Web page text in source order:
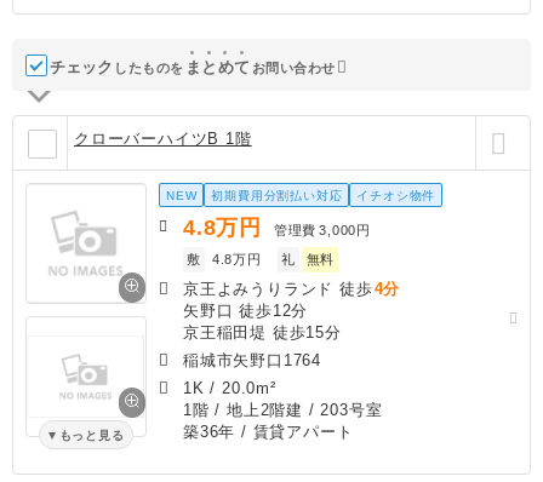
チェック したものを ま と めて お問い合わせ
クローバーハイツB 1階
もっと見る
NEW 初期費用分割払い対応 イチオシ物件
4.8万円 管理費 3,000円
敷
4.8万円 礼 無料
京王よみうりランド 徒歩4分
矢野口 徒歩12分
京王稲田堤 徒歩15分
稲城市矢野口1764
1K / 20.0m²
1階 / 地上2階建 / 203号室
築36年 / 賃貸アパート